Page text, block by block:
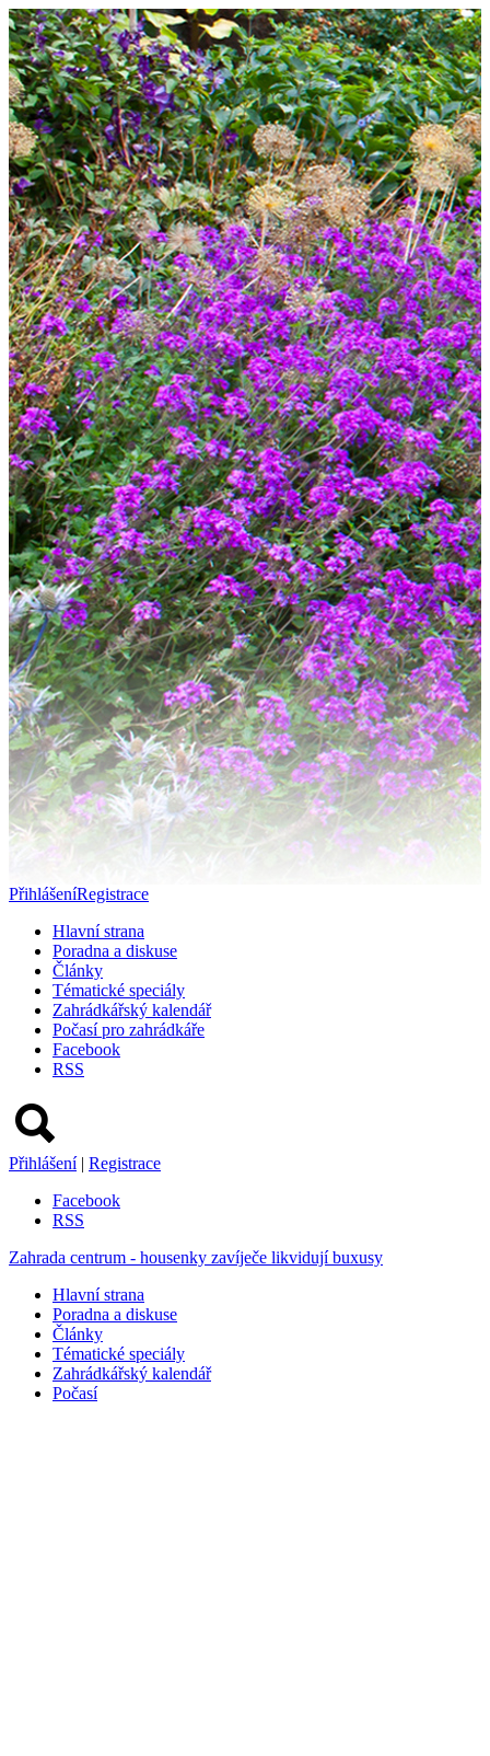
PřihlášeníRegistrace
Hlavní strana
Poradna a diskuse
Články
Tématické speciály
Zahrádkářský kalendář
Počasí pro zahrádkáře
Facebook
RSS
Přihlášení | Registrace
Facebook
RSS
Zahrada centrum - housenky zavíječe likvidují buxusy
Hlavní strana
Poradna a diskuse
Články
Tématické speciály
Zahrádkářský kalendář
Počasí